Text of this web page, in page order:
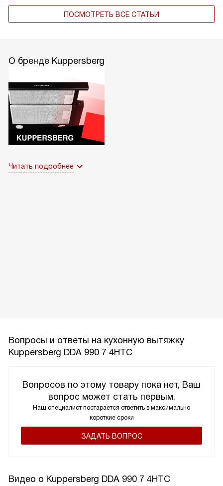
ПОСМОТРЕТЬ ВСЕ СТАТЬИ
О бренде Kuppersberg
Читать подробнее
Вопросы и ответы на кухонную вытяжку
Kuppersberg DDA 990 7 4HTC
Вопросов по этому товару пока нет, Ваш
вопрос может стать первым.
Наш специалист постарается ответить в максимально
короткие сроки
ЗАДАТЬ ВОПРОС
Видео о Kuppersberg DDA 990 7 4HTC